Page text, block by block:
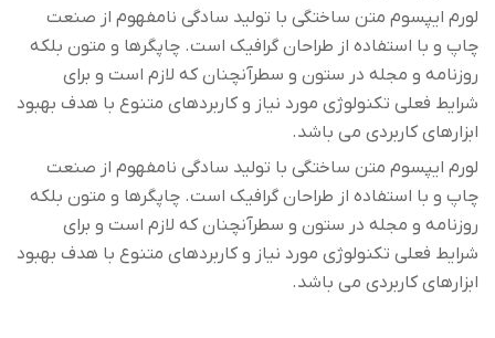
لورم ایپسوم متن ساختگی با تولید سادگی نامفهوم از صنعت
چاپ و با استفاده از طراحان گرافیک است. چاپگرها و متون بلکه
روزنامه و مجله در ستون و سطرآنچنان که لازم است و برای
شرایط فعلی تکنولوژی مورد نیاز و کاربردهای متنوع با هدف بهبود
ابزارهای کاربردی می باشد.
لورم ایپسوم متن ساختگی با تولید سادگی نامفهوم از صنعت
چاپ و با استفاده از طراحان گرافیک است. چاپگرها و متون بلکه
روزنامه و مجله در ستون و سطرآنچنان که لازم است و برای
شرایط فعلی تکنولوژی مورد نیاز و کاربردهای متنوع با هدف بهبود
ابزارهای کاربردی می باشد.